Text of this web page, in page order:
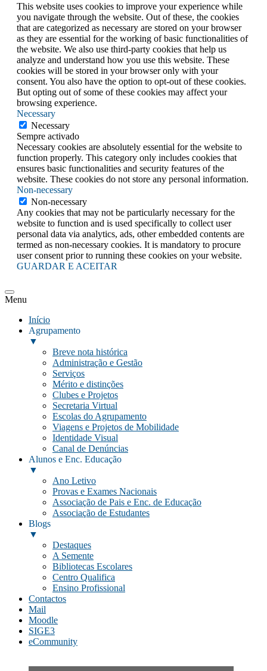
This website uses cookies to improve your experience while
you navigate through the website. Out of these, the cookies
that are categorized as necessary are stored on your browser
as they are essential for the working of basic functionalities of
the website. We also use third-party cookies that help us
analyze and understand how you use this website. These
cookies will be stored in your browser only with your
consent. You also have the option to opt-out of these cookies.
But opting out of some of these cookies may affect your
browsing experience.
Necessary
Necessary
Sempre activado
Necessary cookies are absolutely essential for the website to
function properly. This category only includes cookies that
ensures basic functionalities and security features of the
website. These cookies do not store any personal information.
Non-necessary
Non-necessary
Any cookies that may not be particularly necessary for the
website to function and is used specifically to collect user
personal data via analytics, ads, other embedded contents are
termed as non-necessary cookies. It is mandatory to procure
user consent prior to running these cookies on your website.
GUARDAR E ACEITAR
Menu
Início
Agrupamento
▼
Breve nota histórica
Administração e Gestão
Serviços
Mérito e distinções
Clubes e Projetos
Secretaria Virtual
Escolas do Agrupamento
Viagens e Projetos de Mobilidade
Identidade Visual
Canal de Denúncias
Alunos e Enc. Educação
▼
Ano Letivo
Provas e Exames Nacionais
Associação de Pais e Enc. de Educação
Associação de Estudantes
Blogs
▼
Destaques
A Semente
Bibliotecas Escolares
Centro Qualifica
Ensino Profissional
Contactos
Mail
Moodle
SIGE3
eCommunity